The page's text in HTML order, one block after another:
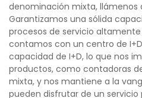
denominación mixta, llámenos
Garantizamos una sólida
procesos de servicio
contamos con un centro de
capacidad de I+D, lo que nos
productos, como contadoras
mixta, y nos mantiene a la
pueden disfrutar de un